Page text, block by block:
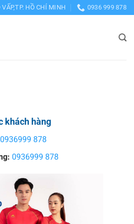
HỒ CHÍ MINH 0936 999 878
khách hàng
0936999 878
0936999 878